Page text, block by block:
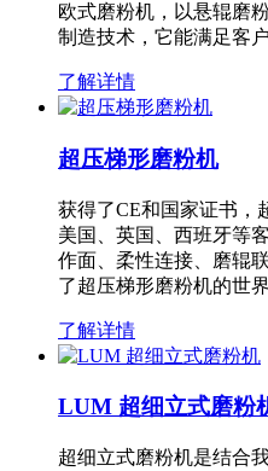
欧式磨粉机，以悬辊磨
制造技术，它能满足客
了解详情
超压梯形磨粉机
获得了CE和国家证书，
美国、英国、西班牙等
作面、柔性连接、磨辊
了超压梯形磨粉机的世
了解详情
LUM 超细立式磨粉
超细立式磨粉机是结合